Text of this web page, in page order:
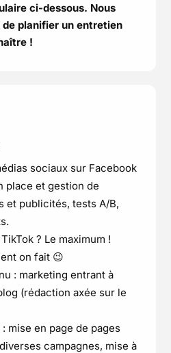
ci-dessous. Nous
planifier un entretien
!
sociaux sur Facebook
place et gestion de
et publicités, tests A/B,
? Le maximum !
on fait 😉
: marketing entrant à
(rédaction axée sur le
mise en page de pages
campagnes, mise à